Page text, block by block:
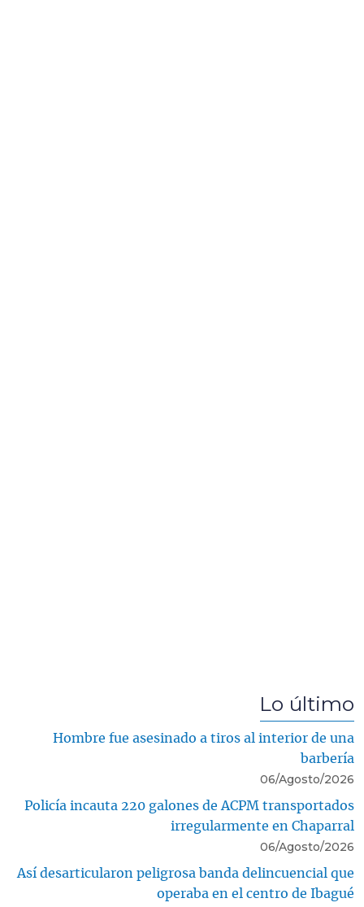
Lo último
Hombre fue asesinado a tiros al interior de una
barbería
06/Agosto/2026
Policía incauta 220 galones de ACPM transportados
irregularmente en Chaparral
06/Agosto/2026
Así desarticularon peligrosa banda delincuencial que
operaba en el centro de Ibagué